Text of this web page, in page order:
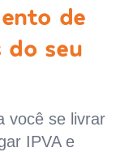
de
do seu
você se livrar
IPVA e